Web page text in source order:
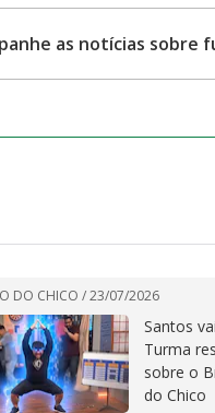
as notícias sobre
DO CHICO /23/07/2026
Santos
Turma
sobre o
do Chico